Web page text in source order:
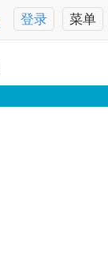
菜单
登录